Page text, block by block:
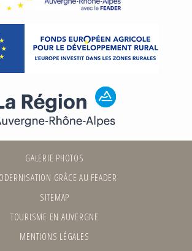
GALERIE PHOTOS
GRÂCE AU FEADER
SITEMAP
TOURISME EN AUVERGNE
MENTIONS LÉGALES